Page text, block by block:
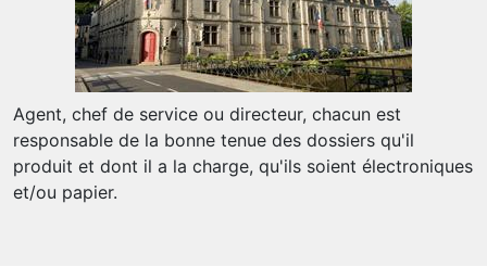
Agent, chef de service ou directeur, chacun est
responsable de la bonne tenue des dossiers qu'il
produit et dont il a la charge, qu'ils soient électroniques
et/ou papier.